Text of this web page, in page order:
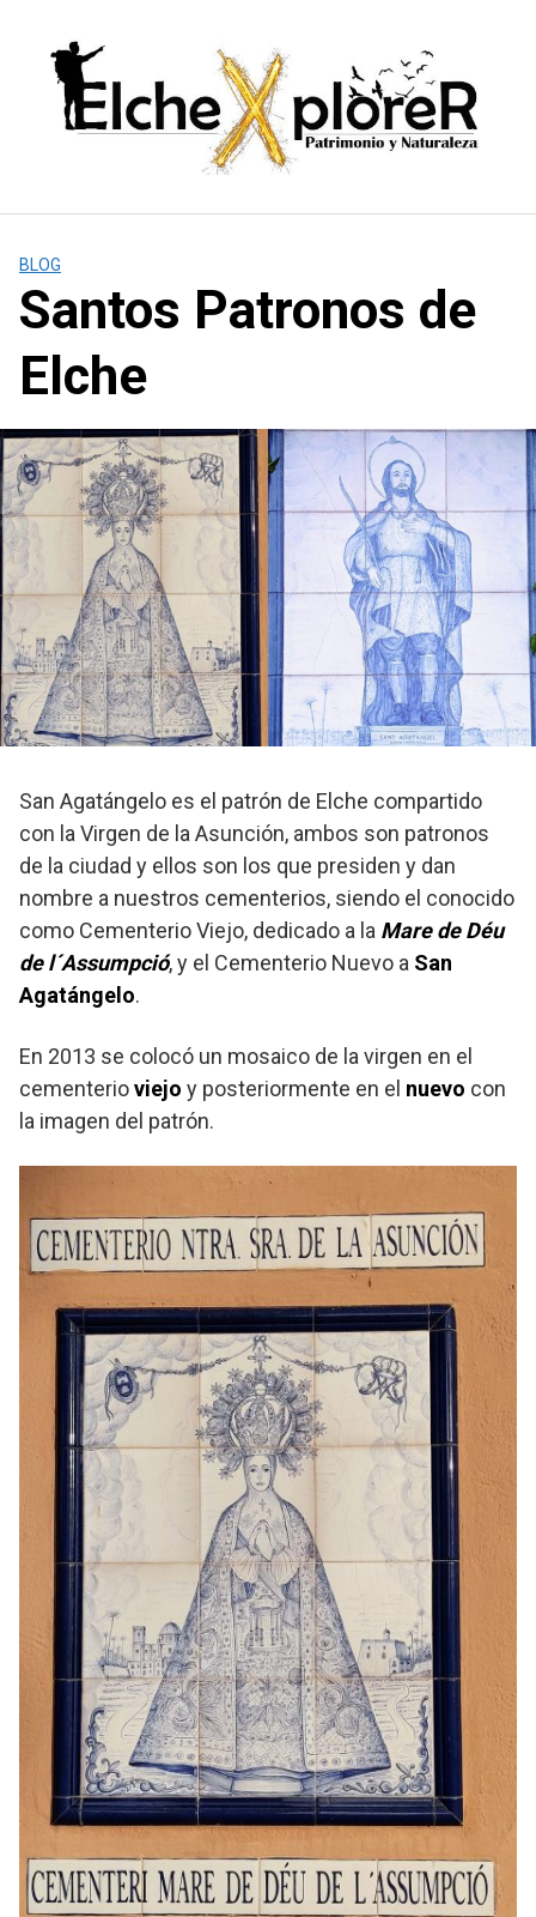
contenido
BLOG
Santos Patronos de
Elche
San Agatángelo es el patrón de Elche compartido
con la Virgen de la Asunción, ambos son patronos
de la ciudad y ellos son los que presiden y dan
nombre a nuestros cementerios, siendo el conocido
como Cementerio Viejo, dedicado a la Mare de Déu
de l´Assumpció, y el Cementerio Nuevo a San
Agatángelo.
En 2013 se colocó un mosaico de la virgen en el
cementerioviejo y posteriormente en el nuevo con
la imagen del patrón.